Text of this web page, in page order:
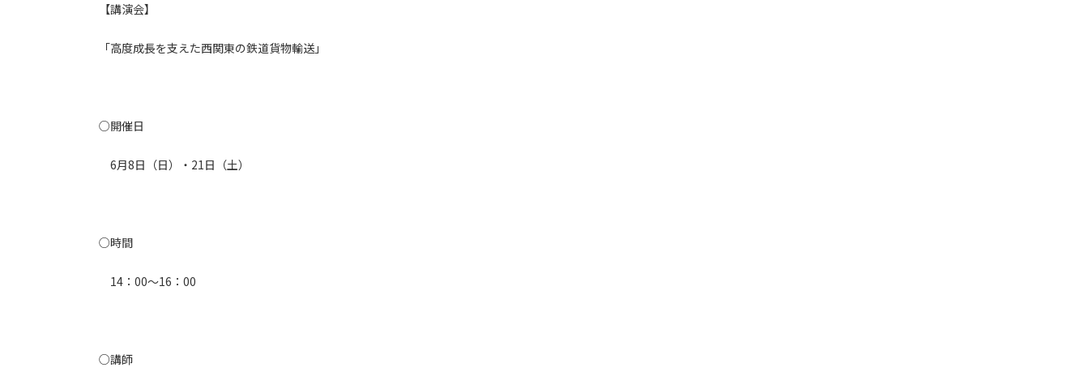
【講演会】
「高度成長を支えた西関東の鉄道貨物輸送」
○開催日
6月8日（日）・21日（土）
○時間
14：00～16：00
○講師